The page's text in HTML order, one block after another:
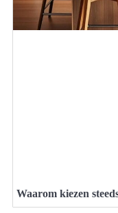
Waarom kiezen